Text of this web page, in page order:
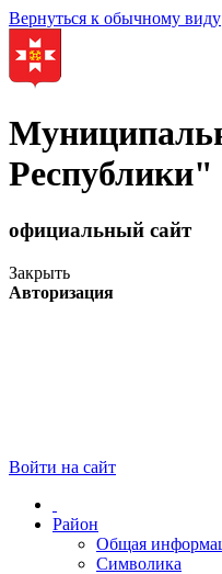
Вернуться к обычному виду
Республики"
официальный сайт
Закрыть
Авторизация
Войти на сайт
Район
Общая
Символика